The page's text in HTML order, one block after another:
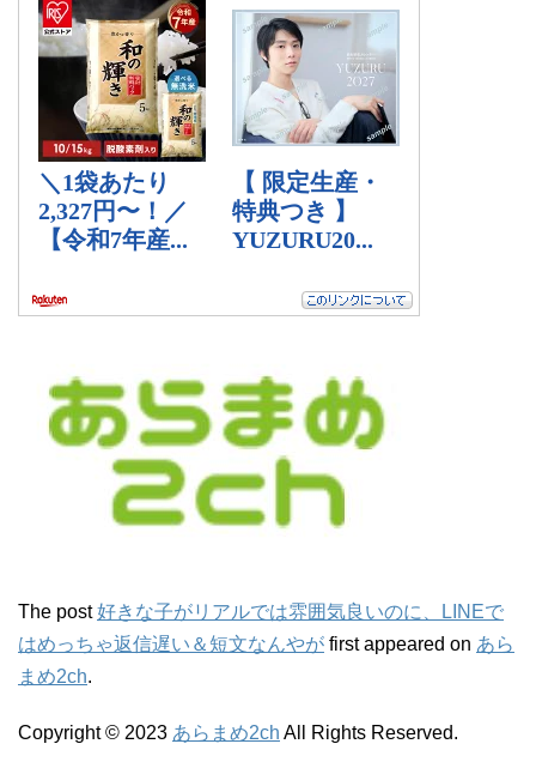
The post好きな子がリアルでは雰囲気良いのに、LINEで
はめっちゃ返信遅い＆短文なんやが first appeared on あら
まめ2ch.
Copyright © 2023 あらまめ2ch All Rights Reserved.